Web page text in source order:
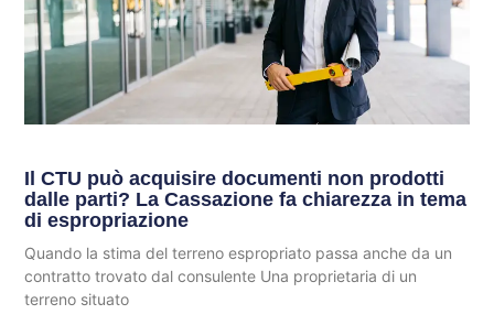
Il CTU può acquisire documenti non prodotti
dalle parti? La Cassazione fa chiarezza in tema
di espropriazione
Quando la stima del terreno espropriato passa anche da un
contratto trovato dal consulente Una proprietaria di un
terreno situato